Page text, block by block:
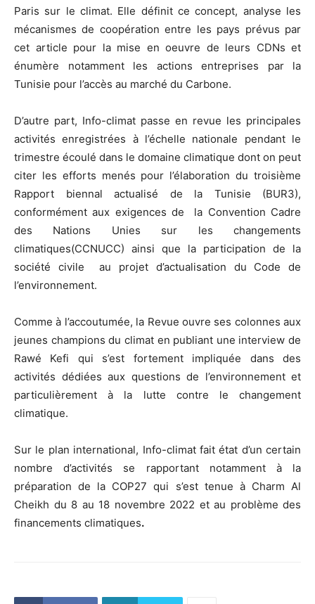
Paris sur le climat. Elle définit ce concept, analyse les
mécanismes de coopération entre les pays prévus par
cet article pour la mise en oeuvre de leurs CDNs et
énumère notamment les actions entreprises par la
Tunisie pour l’accès au marché du Carbone.
D’autre part, Info-climat passe en revue les principales
activités enregistrées à l’échelle nationale pendant le
trimestre écoulé dans le domaine climatique dont on peut
citer les efforts menés pour l’élaboration du troisième
Rapport biennal actualisé de la Tunisie (BUR3),
conformément aux exigences de la Convention Cadre
des Nations Unies sur les changements
climatiques(CCNUCC) ainsi que la participation de la
société civile au projet d’actualisation du Code de
l’environnement.
Comme à l’accoutumée, la Revue ouvre ses colonnes aux
jeunes champions du climat en publiant une interview de
Rawé Kefi qui s’est fortement impliquée dans des
activités dédiées aux questions de l’environnement et
particulièrement à la lutte contre le changement
climatique.
Sur le plan international, Info-climat fait état d’un certain
nombre d’activités se rapportant notamment à la
préparation de la COP27 qui s’est tenue à Charm Al
Cheikh du 8 au 18 novembre 2022 et au problème des
financements climatiques.